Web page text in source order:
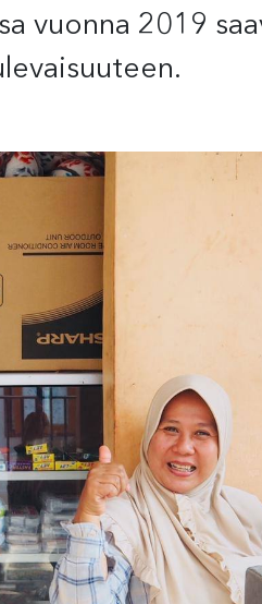
vuonna 2019